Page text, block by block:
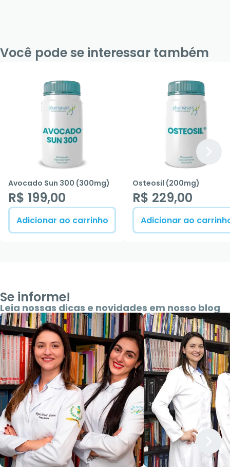
Você pode se interessar também
Avocado Sun 300 (300mg)
R$ 199,00
Adicionar ao carrinho
Osteosil (200mg)
R$ 229,00
Adicionar ao
Se informe!
Leia nossas dicas e novidades em nosso blog